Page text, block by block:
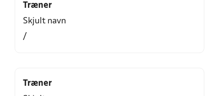
Træner
Skjult navn
/
Træner